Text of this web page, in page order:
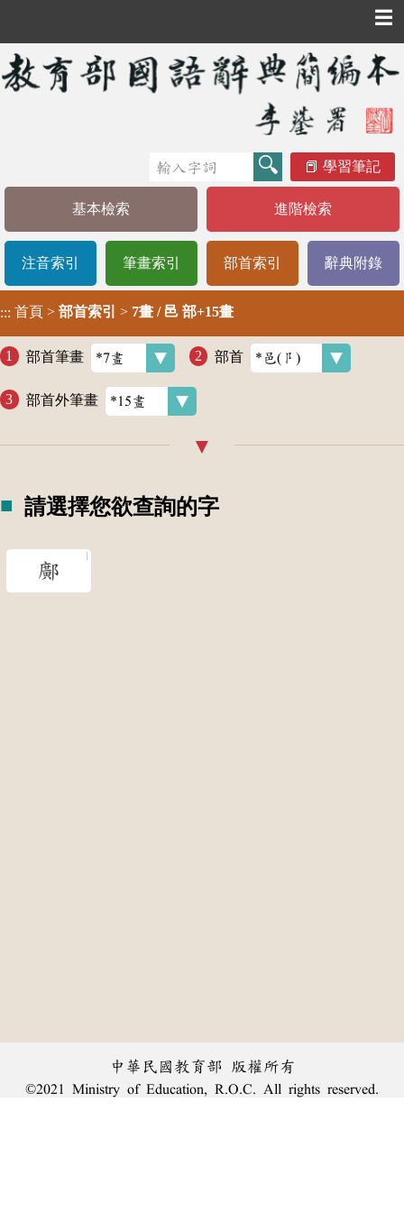
☰
學習筆記
基本檢索 進階檢索
注音索引 筆畫索引 部首索引 辭典附錄
::: 首頁 > 部首索引 > 7畫 / 邑 部+15畫
部首筆畫 部首
部首外筆畫
請選擇您欲查詢的字
鄺
中華民國教育部 版權所有
©2021 Ministry of Education, R.O.C. All rights reserved.